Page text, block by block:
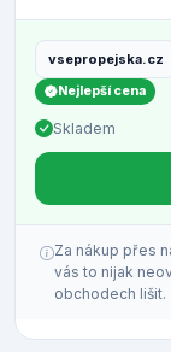
vsepropejska.cz
Nejlepší cena
Skladem
Za nákup přes
vás to nijak
obchodech lišit.